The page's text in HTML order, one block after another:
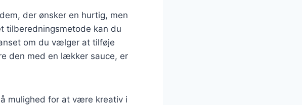
der ønsker en hurtig, men
tilberedningsmetode kan du
om du vælger at tilføje
den med en lækker sauce, er
mulighed for at være kreativ i